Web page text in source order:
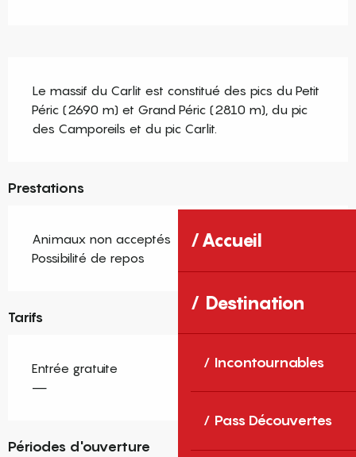
Accueil
Destination
Incontournables
Pass Découvertes
Le massif du Carlit est constitué des pics du Petit
Péric (2690 m) et Grand Péric (2810 m), du pic
des Camporeils et du pic Carlit.
Prestations
Animaux non acceptés
Possibilité de repos
Tarifs
Entrée gratuite
—
Périodes d'ouverture